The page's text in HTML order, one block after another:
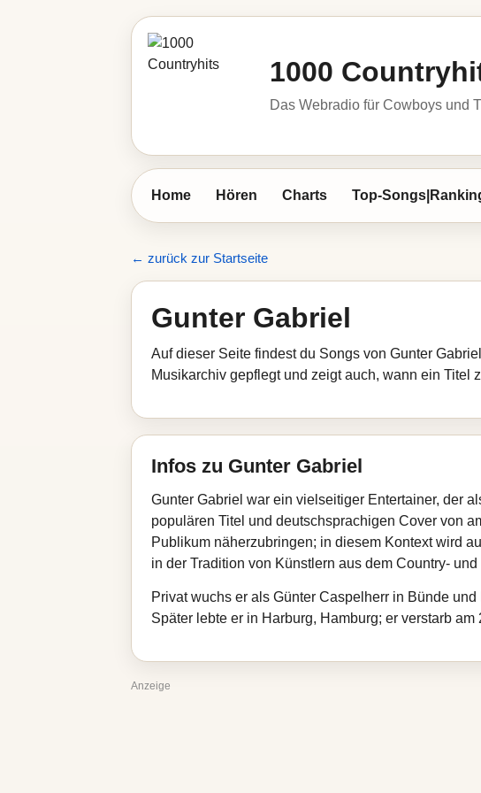
1000
Das Webradio für Cowboys und
Home Hören Charts Top-
← zurück zur Startseite
Gunter Gabriel
Auf dieser Seite findest du Songs von Gunter
Musikarchiv gepflegt und zeigt auch, wann ein Titel
Infos zu Gunter Gabriel
Gunter Gabriel war ein vielseitiger Entertainer, der
populären Titel und deutschsprachigen Cover von
Publikum näherzubringen; in diesem Kontext wird
in der Tradition von Künstlern aus dem Country-
Privat wuchs er als Günter Caspelherr in Bünde
Später lebte er in Harburg, Hamburg; er verstarb
Anzeige